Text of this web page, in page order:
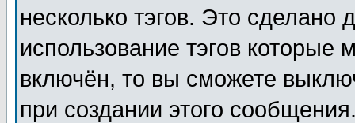
несколько тэгов. Это сделано
использование тэгов
включён, то вы сможете
при создании этого